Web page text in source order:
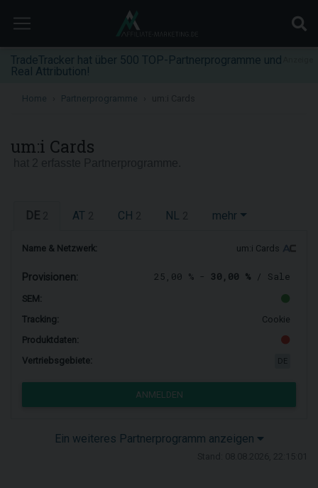
TradeTracker hat über 500 TOP-Partnerprogramme und
Real Attribution!
Home Partnerprogramme
um:i Cards
DE AT CH NL mehr
Name & Netzwerk: um:i Cards
Provisionen: 25,00 % - 30,00 % / Sale
SEM:
Tracking:
Cookie
Produktdaten:
Vertriebsgebiete:
ANMELDEN
Ein weiteres Partnerprogramm anzeigen